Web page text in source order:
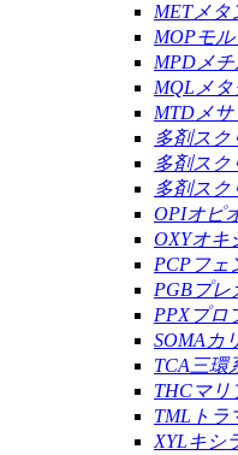
METメタ
MOPモ
MPDメ
MQLメタ
MTDメ
多剤スク
多剤スク
多剤スク
OPIオピ
OXYオキ
PCPフェ
PGBプレ
PPXプロ
SOMAカ
TCA三環
THCマリ
TMLトラ
XYLキシ